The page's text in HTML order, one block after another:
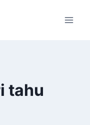
tahu